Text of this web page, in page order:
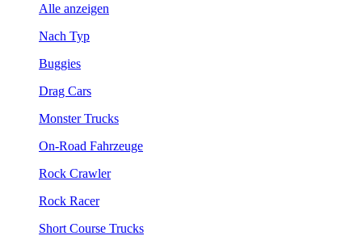
Alle anzeigen
Nach Typ
Buggies
Drag Cars
Monster Trucks
On-Road Fahrzeuge
Rock Crawler
Rock Racer
Short Course Trucks